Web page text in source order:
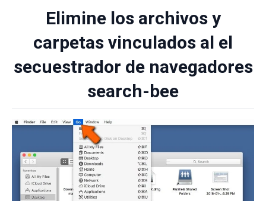
Elimine los archivos y
carpetas vinculados al el
secuestrador de navegadores
search-bee